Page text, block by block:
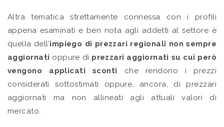
Altra tematica strettamente connessa con i profili
appena esaminati e ben nota agli addetti al settore è
quella dell’impiego di prezzari regionali non sempre
aggiornati oppure di prezzari aggiornati su cui però
vengono applicati sconti che rendono i prezzi
considerati sottostimati oppure, ancora, di prezzari
aggiornati ma non allineati agli attuali valori di
mercato.